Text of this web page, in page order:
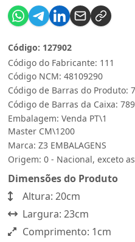
Código do Fabricante: 111
Código: 127902
Código NCM: 48109290
Código de Barras do Produto:
Código de Barras da Caixa:
Embalagem: Venda PT\1
Master CM\1200
Marca: Z3 EMBALAGENS
Origem: 0 - Nacional, exceto
Dimensões do Produto
Altura: 20cm
Largura: 23cm
Comprimento: 1cm